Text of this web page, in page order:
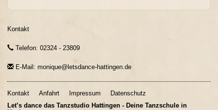
Kontakt
Telefon: 02324 - 23809
E-Mail: monique@letsdance-hattingen.de
Kontakt Anfahrt Impressum
Datenschutz
Let’s dance das Tanzstudio Hattingen - Deine Tanzschule in